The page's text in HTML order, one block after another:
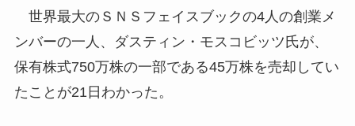
世界最大のＳＮＳフェイスブックの4人の創業メ
ンバーの一人、ダスティン・モスコビッツ氏が、
保有株式750万株の一部である45万株を売却してい
たことが21日わかった。